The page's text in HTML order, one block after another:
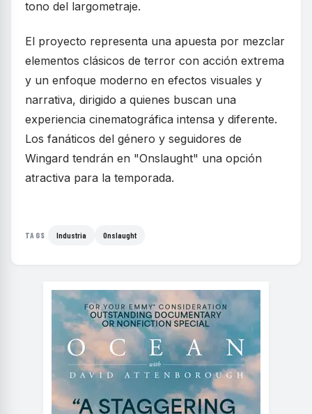
tono del largometraje.
El proyecto representa una apuesta por mezclar
elementos clásicos de terror con acción extrema
y un enfoque moderno en efectos visuales y
narrativa, dirigido a quienes buscan una
experiencia cinematográfica intensa y diferente.
Los fanáticos del género y seguidores de
Wingard tendrán en "Onslaught" una opción
atractiva para la temporada.
TAGS Industria Onslaught